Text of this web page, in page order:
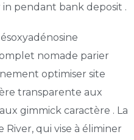
pendant bank deposit .
nomade parier
optimiser site
transparente aux
gimmick caractère . La
qui vise à éliminer